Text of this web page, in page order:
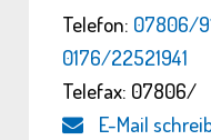
Telefon: 07806/
0176/22521941
Telefax: 07806/
E-Mail